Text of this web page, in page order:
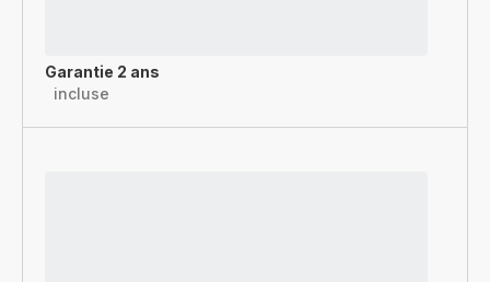
Garantie 2 ans
incluse